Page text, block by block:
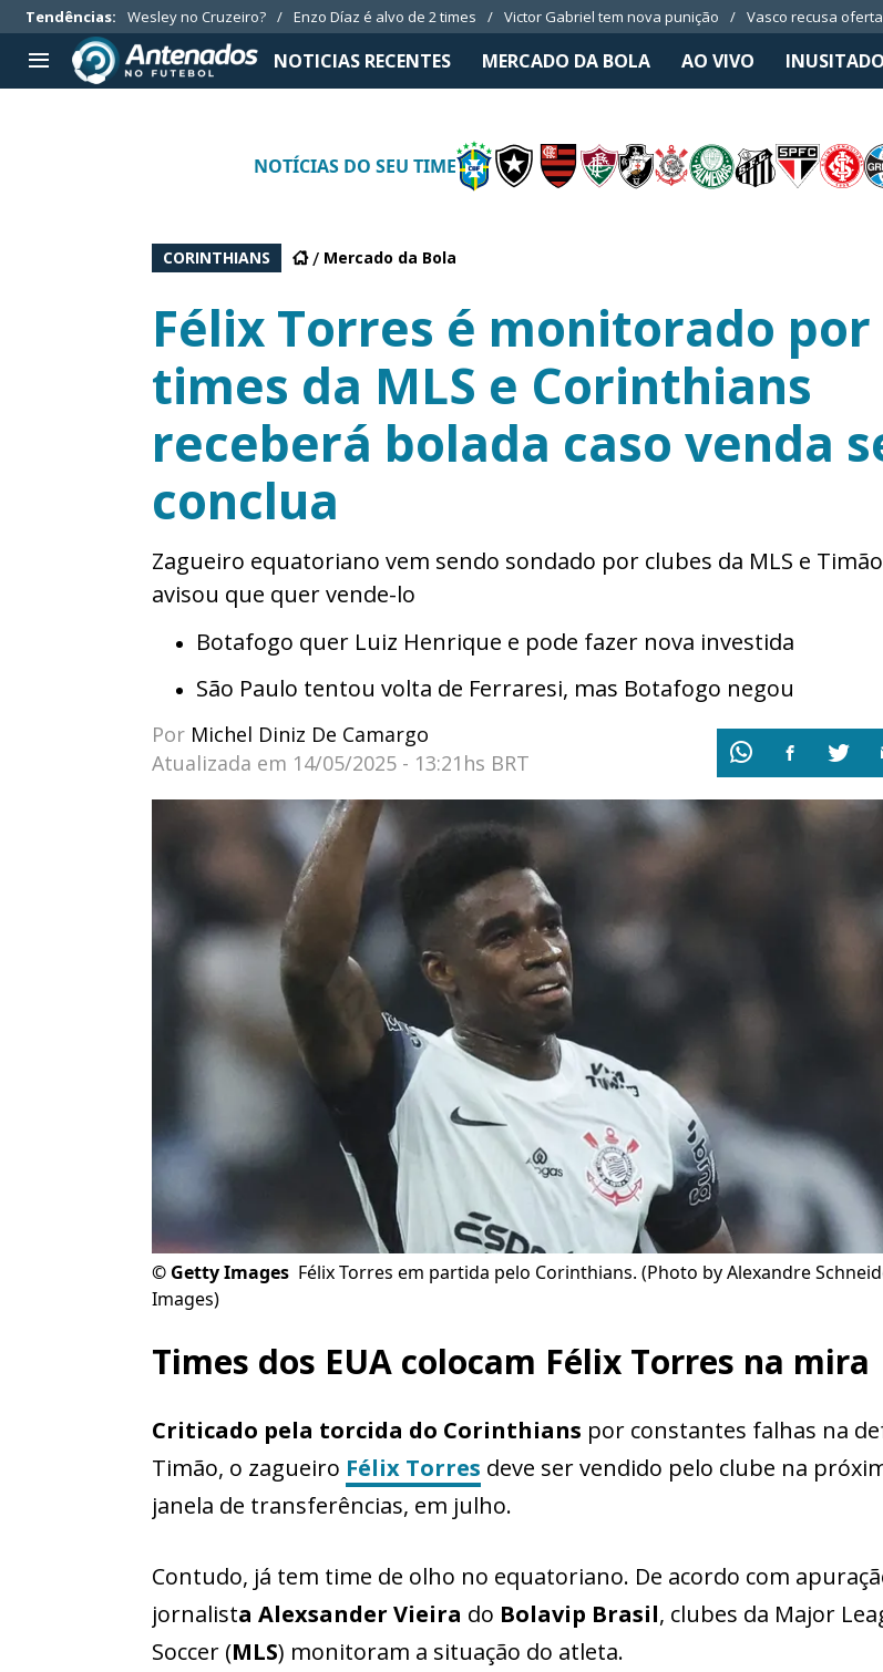
Tendências: Wesley no Cruzeiro? Enzo Díaz é alvo de 2 times Victor Gabriel tem nova punição Vasco recusa
Notícias
Códigos
Aplicativos
NOTICIAS RECENTES MERCADO DA BOLA AO VIVO INUSITADO
NOTÍCIAS DO SEU TIME
CORINTHIANS Mercado da Bola
Félix Torres é monitorado por
times da MLS e Corinthians
receberá bolada caso venda
conclua
Zagueiro equatoriano vem sendo sondado por clubes da MLS e
avisou que quer vende-lo
Botafogo quer Luiz Henrique e pode fazer nova investida
São Paulo tentou volta de Ferraresi, mas Botafogo negou
Por Michel Diniz De Camargo
Atualizada em 14/05/2025 - 13:21hs BRT
© Getty Images Félix Torres em partida pelo Corinthians. (Photo by Alexandre
Images)
Times dos EUA colocam Félix Torres na mira
Criticado pela torcida do Corinthians por constantes falhas na
Timão, o zagueiro Félix Torres deve ser vendido pelo clube na
janela de transferências, em julho.
Contudo, já tem time de olho no equatoriano. De acordo com
jornalista Alexsander Vieira do Bolavip Brasil, clubes da Major
Soccer (MLS) monitoram a situação do atleta.